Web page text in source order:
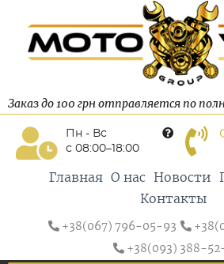
Заказ до 100 грн отправляется по
Пн - Вс
с 08:00–18:00
Главная О нас Новости
Контакты
+38(067) 796-05-93
+38(093) 388-